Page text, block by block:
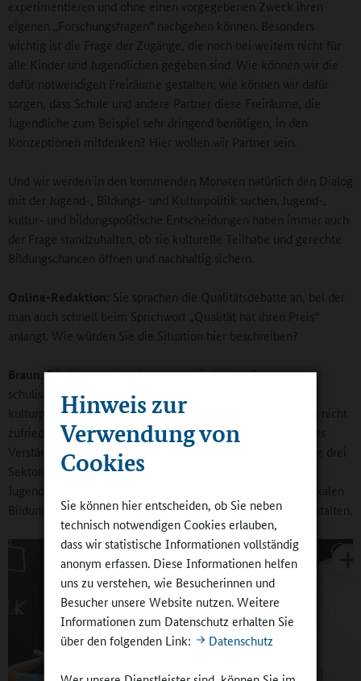
Hinweis zur
Verwendung von
Cookies
Sie können hier entscheiden, ob Sie neben
technisch notwendigen Cookies erlauben,
dass wir statistische Informationen vollständig
anonym erfassen. Diese Informationen helfen
uns zu verstehen, wie Besucherinnen und
Besucher unsere Website nutzen. Weitere
Informationen zum Datenschutz erhalten Sie
über den folgenden Link:
Datenschutz
experimentieren und ohne einen vorgegebenen Zweck ihren
eigenen „Forschungsfragen“ nachgehen können. Besonders
wichtig ist die Frage der Zugänge, die noch bei weitem nicht für
alle Kinder und Jugendlichen gegeben sind. Wie können wir die
dafür notwendigen Freiräume gestalten; wie können wir dafür
sorgen, dass Schule und andere Partner diese Freiräume, die
Jugendliche zum Beispiel sehr dringend benötigen, in den
Konzeptionen mitdenken? Hier wollen wir Partner sein.
Und wir werden in den kommenden Monaten natürlich den Dialog
mit der Jugend-, Bildungs- und Kulturpolitik suchen. Jugend-,
kultur- und bildungspolitische Entscheidungen haben immer auch
der Frage standzuhalten, ob sie kulturelle Teilhabe und gerechte
Bildungschancen öffnen und nachhaltig sichern.
Online-Redaktion:
Sie sprachen die Qualitätsdebatte an, bei der
man auch schnell beim Sprichwort „Qualität hat ihren Preis“
anlangt. Wie würden Sie die Situation hier beschreiben?
Braun: Die Kooperation der unterschiedlichen Systeme –
schulische Bildung, Kinder- und Jugendbildung und die
kulturpolitische Förderung – ist auch nach zehn Jahren noch nicht
zufriedenstellend. Wir brauchen ein gesamtgesellschaftliches
Verständnis, dass es einer alleine nicht schafft, sondern diese drei
Sektoren gemeinsam dafür sorgen müssen, dass Kinder und
Jugendliche stark für das Leben werden. Wir müssen die Lokalen
Bildungslandschaften stärker inklusiv und sozialräumlich gestalten.